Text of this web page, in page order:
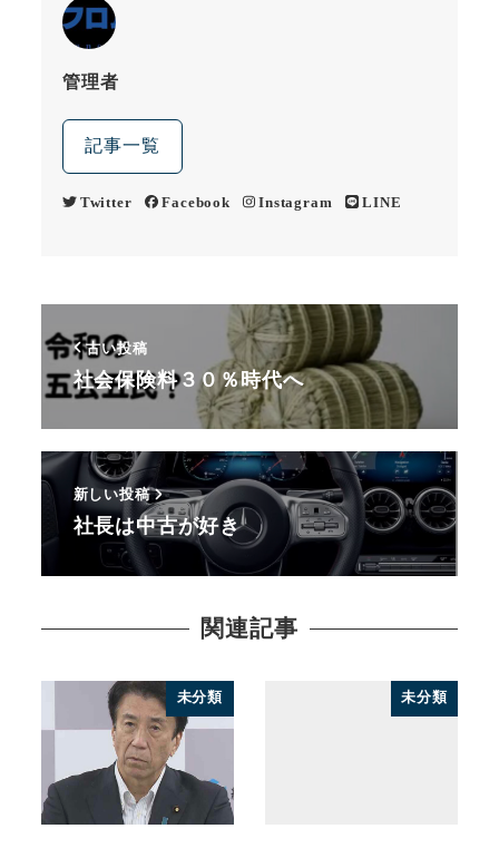
管理者
記事一覧
Twitter Facebook Instagram LINE
古い投稿
社会保険料３０％時代へ
新しい投稿
社長は中古が好き
関連記事
未分類 未分類